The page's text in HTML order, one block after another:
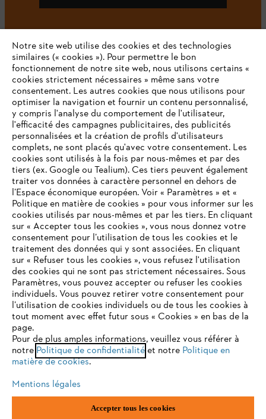
#STIHL
L'Entreprise
STIHL FAQ
Contact
Politique de protection des données
Mentions légales Utilisation des cookies
ANDREAS STIHL NV, Veurtstraat 117, 2870 Puurs-Sint-Amands,
VOTRE NAVIGATEUR INTERNET
N'EST PLUS PRIS EN CHARGE
Vous utilisez un navigateur Internet que nous ne prenons plus
en charge, et certaines fonctionnalités de notre site ne
peuvent fonctionner correctement. Pour une utilisation
optimale de notre site, nous vous recommandons de passer à
l'un des navigateurs suivants :
firefox chrome
Notre site web utilise des cookies et des technologies
similaires (« cookies »). Pour permettre le bon
fonctionnement de notre site web, nous utilisons certains «
cookies strictement nécessaires » même sans votre
consentement. Les autres cookies que nous utilisons pour
optimiser la navigation et fournir un contenu personnalisé,
y compris l'analyse du comportement de l'utilisateur,
l'efficacité des campagnes publicitaires, des publicités
personnalisées et la création de profils d'utilisateurs
complets, ne sont placés qu'avec votre consentement. Les
cookies sont utilisés à la fois par nous-mêmes et par des
tiers (ex. Google ou Tealium). Ces tiers peuvent également
traiter vos données à caractère personnel en dehors de
l’Espace économique européen. Voir « Paramètres » et «
Politique en matière de cookies » pour vous informer sur les
cookies utilisés par nous-mêmes et par les tiers. En cliquant
sur « Accepter tous les cookies », vous nous donnez votre
consentement pour l’utilisation de tous les cookies et le
traitement des données qui y sont associées. En cliquant
sur « Refuser tous les cookies », vous refusez l'utilisation
des cookies qui ne sont pas strictement nécessaires. Sous
Paramètres, vous pouvez accepter ou refuser les cookies
individuels. Vous pouvez retirer votre consentement pour
l’utilisation de cookies individuels ou de tous les cookies à
tout moment avec effet futur sous « Cookies » en bas de la
page.
Pour de plus amples informations, veuillez vous référer à
notre Politique de confidentialitéet notre Politique en
matière de cookies.
Mentions légales
Accepter tous les cookies